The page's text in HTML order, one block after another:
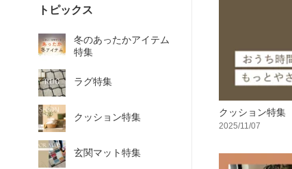
トピックス
冬のあったかアイテム
特集
ラグ特集
クッション特集
玄関マット特集
クッション特集
2025/11/07